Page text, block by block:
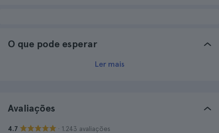
O que pode esperar
Ler mais
Avaliações
4.7 · 1.243 avaliações